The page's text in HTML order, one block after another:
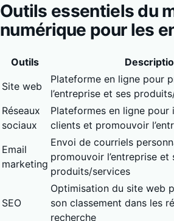
Outils essentiels du
numérique pour les
Outils
Site web
Plateforme en ligne pour
l’entreprise et ses
Réseaux
sociaux
Plateformes en ligne pour
clients et promouvoir
Email
marketing
Envoi de courriels
promouvoir l’entreprise et
produits/services
SEO
Optimisation du site web
son classement dans les
recherche